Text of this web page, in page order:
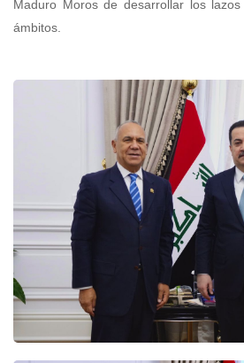
Maduro Moros de desarrollar los
ámbitos.